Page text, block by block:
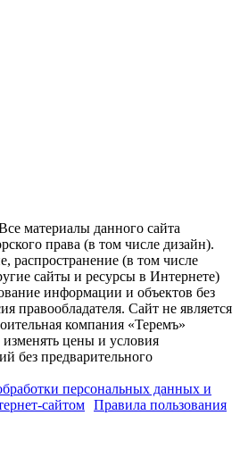
материалы данного сайта
права (в том числе дизайн).
распространение (в том числе
сайты и ресурсы в Интернете)
информации и объектов без
правообладателя. Cайт не является
компания «Теремъ»
изменять цены и условия
без предварительного
персональных данных и
сайтом Правила пользования